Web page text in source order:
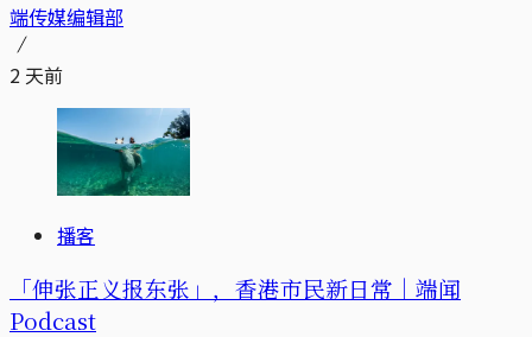
端传媒编辑部
2 天前
播客
「伸张正义报东张」，香港市民新日常｜端闻
Podcast